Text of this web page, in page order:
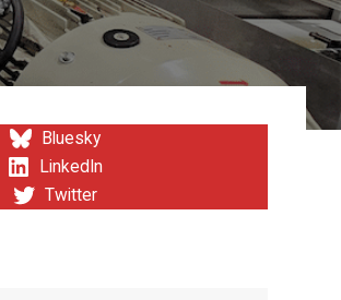
Bluesky
LinkedIn
Twitter